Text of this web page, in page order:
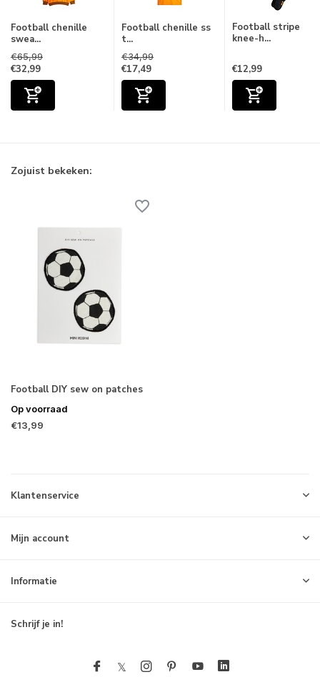
Football chenille
swea...
€65,99
€32,99
Football chenille ss
t...
€34,99
€17,49
Football stripe
knee-h...
€12,99
Zojuist bekeken:
Football DIY sew on patches
Op voorraad
€13,99
Klantenservice
Mijn account
Informatie
Schrijf je in!